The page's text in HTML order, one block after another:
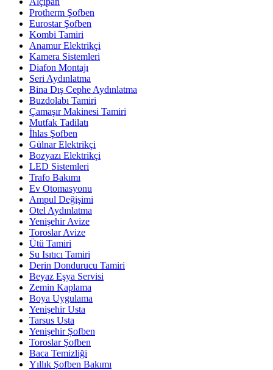
Protherm Şofben
Eurostar Şofben
Kombi Tamiri
Anamur Elektrikçi
Kamera Sistemleri
Diafon Montajı
Seri Aydınlatma
Bina Dış Cephe Aydınlatma
Buzdolabı Tamiri
Çamaşır Makinesi Tamiri
Mutfak Tadilatı
İhlas Şofben
Gülnar Elektrikçi
Bozyazı Elektrikçi
LED Sistemleri
Trafo Bakımı
Ev Otomasyonu
Ampul Değişimi
Otel Aydınlatma
Yenişehir Avize
Toroslar Avize
Ütü Tamiri
Su Isıtıcı Tamiri
Derin Dondurucu Tamiri
Beyaz Eşya Servisi
Zemin Kaplama
Boya Uygulama
Yenişehir Usta
Tarsus Usta
Yenişehir Şofben
Toroslar Şofben
Baca Temizliği
Yıllık Şofben Bakımı